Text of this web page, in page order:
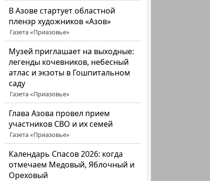
В Азове стартует областной
пленэр художников «Азов»
Газета «Приазовье»
Музей приглашает на выходные:
легенды кочевников, небесный
атлас и экзоты в Гошпитальном
саду
Газета «Приазовье»
Глава Азова провел прием
участников СВО и их семей
Газета «Приазовье»
Календарь Спасов 2026: когда
отмечаем Медовый, Яблочный и
Ореховый